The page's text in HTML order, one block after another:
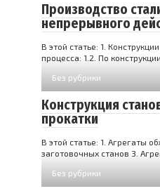
Производство
непрерывного
В этой статье: 1.
процесса: 1.2. По
Без рубрики
Конструкция
прокатки
В этой статье: 1. Агрегаты
заготовочных станов 3.
Без рубрики